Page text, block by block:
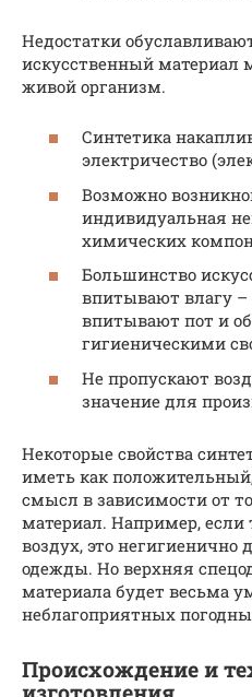
Недостатки
искусственный материал
живой организм.
Синтетика
электричество
Возможно
индивидуальная
химических
Большинство
впитывают влагу –
впитывают пот и
гигиеническими
Не пропускают
значение для
Некоторые свойства
иметь как
смысл в зависимости от
материал. Например, если
воздух, это негигиенично
одежды. Но верхняя
материала будет весьма
неблагоприятных
Происхождение и